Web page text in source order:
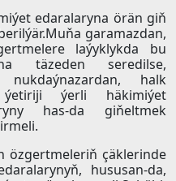
edaralaryna örän giň
garamazdan,
laýyklykda bu
täzeden seredilse,
nukdaýnazardan, halk
ýetiriji ýerli häkimiýet
has-da giňeltmek
özgertmeleriň çäklerinde
hususan-da,